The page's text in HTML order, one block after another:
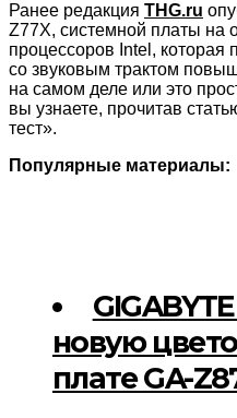
Ранее редакция THG.ru
Z77X, системной платы на
процессоров Intel, которая
со звуковым трактом
на самом деле или это
вы узнаете, прочитав
тест».
Популярные материалы:
новую
плате GA-